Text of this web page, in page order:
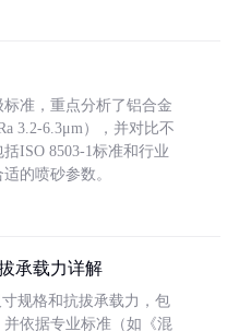
准，重点分析了铝合金
3.2-6.3μm），并对比不
ISO 8503-1标准和行业
的喷砂参数。
承载力详解
规格和抗拔承载力，包
依据专业标准（如《混